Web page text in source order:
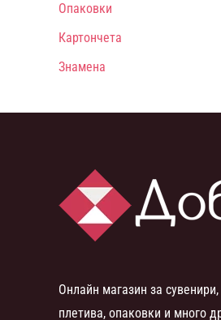
Опаковки
Картончета
Знамена
Онлайн магазин за
плетива, опаковки и много